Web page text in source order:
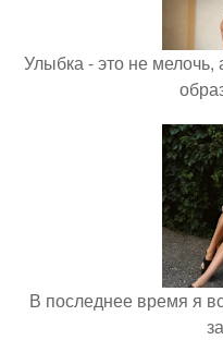
Улыбка - это не мелочь,
В последнее время я